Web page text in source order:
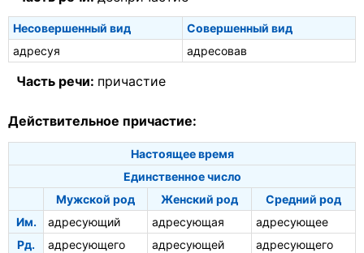
Несовершенный вид
Совершенный вид
адресуя
адресовав
Часть речи: причастие
Действительное причастие:
Настоящее время
Единственное число
Мужской род
Женский род
Средний род
Им.
адресующий адресующая
адресующее
Рд.
адресующего адресующей
адресующего